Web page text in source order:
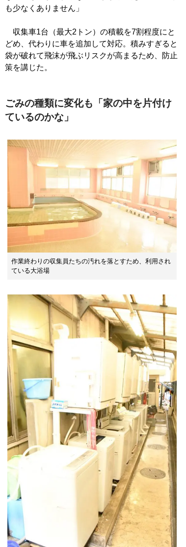
も少なくありません」
収集車1台（最大2トン）の積載を7割程度にと
どめ、代わりに車を追加して対応。積みすぎると
袋が破れて飛沫が飛ぶリスクが高まるため、防止
策を講じた。
ごみの種類に変化も「家の中を片付け
ているのかな」
作業終わりの収集員たちの汚れを落とすため、利用され
ている大浴場